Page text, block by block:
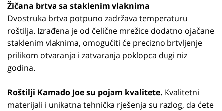
Žičana brtva sa staklenim vlaknima
Dvostruka brtva potpuno zadržava temperaturu
roštilja. Izrađena je od čelične mrežice dodatno ojačane
staklenim vlaknima, omogućiti će precizno brtvljenje
prilikom otvaranja i zatvaranja poklopca dugi niz
godina.
Roštilji Kamado Joe su pojam kvalitete. Kvalitetni
materijali i unikatna tehnička rješenja su razlog, da ćete